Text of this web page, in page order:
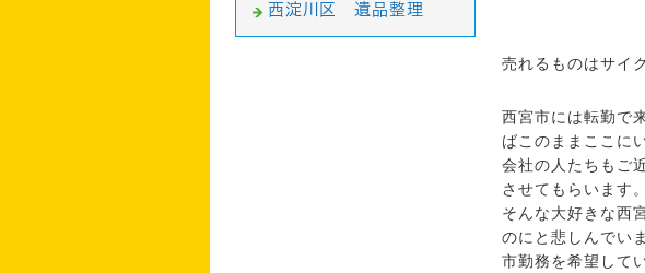
売れるものはサイ
西宮市には転勤で
ばこのままここに
会社の人たちもご
させてもらいます。
そんな大好きな西
のにと悲しんでい
市勤務を希望して
西淀川区 遺品整理